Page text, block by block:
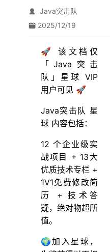
Java突击队
2025/12/19
🚀 该文档仅
「Java突击
队」星球 VIP
用户可见 🚀
Java突击队 星
球 内容包括：
12 个企业级实
战项目 + 13大
优质技术专栏 +
1V1免费修改简
历 + 技术答
疑，绝对物超所
值。
🌍加入星球，